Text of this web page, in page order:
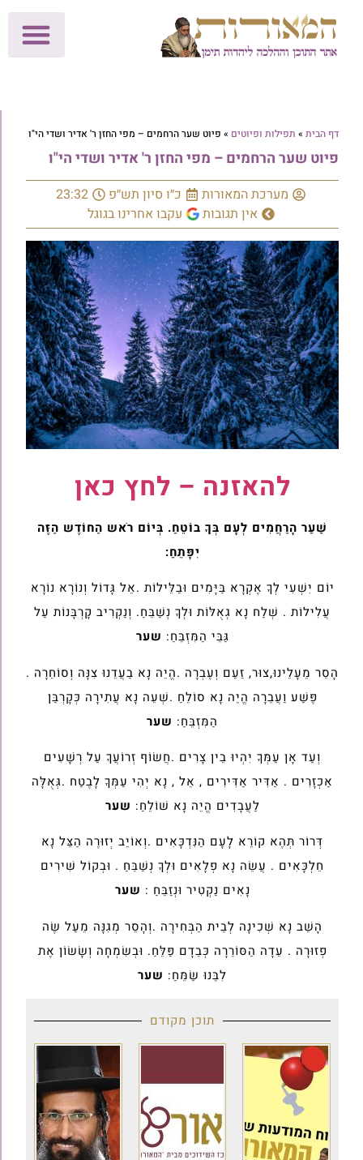
דף הבית » תפילות ופיוטים » פיוט שער הרחמים – מפי החזן ר' אדיר ושדי הי"ו
פיוט שער הרחמים – מפי החזן ר' אדיר ושדי הי"ו
מערכת המאורות כ״ו סיון תש״פ
23:32
אין תגובות
עקבו אחרינו בגוגל
להאזנה – לחץ כאן
שַׁעַר הָרַחֲמִים לְעָם בְּךָ בוֹטֵחַ. בְּיוֹם רֹאש הַחוֹדֶש הַזֶּה
יִפָּתֵחַ:
יוֹם יִשְׁעִי לְךָ אֶקְרָא בַּיָּמִים וּבַלֵּילוֹת .אֵל גָּדוֹל וְנוֹרָא נוֹרָא
עֲלִילוֹת . שְׁלַח נָא גְאֻלּוֹת וּלְךָ נְשַׁבֵּחַ. וְנַקְרִיב קָרְבָּנוֹת עַל
גַּבֵּי הַמִּזְבֵּחַ: שער
הָסֵר מֵעָלֵינוּ,צוּר, זַעַם וְעֶבְרָה .הֱיֵה נָא בַעֲדֵנוּ צִנָּה וְסוֹחֵרָה .
פֶּשַׁע וַעֲבֵרָה הֱיֵה נָא סוֹלֵחַ .שְׁעֵה נָא עֲתִירָה כְּקָרְבַּן
הַמִּזְבֵּחַ: שער
וְעַד אָן עַמְּךָ יִהְיוּ בֵין צָרִים .חֲשׂוֹף זְרוֹעֲךָ עַל רְשָׁעִים
אַכְזָרִים . אַדִּיר אַדִּירִים , אֵל , נָא יְהִי עַמְּךָ לָבֶטַח .גְּאֻלָּה
לַעֲבָדִים הֱיֵה נָא שׁוֹלֵחַ: שער
דְּרוֹר תְּהֶא קוֹרֵא לָעָם הַנִּדְכָּאִים .וְאוֹיֵב יְזוּרֶה הַצֵּל נָא
חֵלְכָּאִים . עֲשֵׂה נָא פְלָאִים וּלְךָ נְשַׁבֵּחַ . וּבְקוֹל שִׁירִים
נָאִים נַקְטִיר וּנְזַבֵּחַ : שער
הָשֵׁב נָא שְׁכִינָה לְבֵית הַבְּחִירָה .וְהָסֵר מְגִנָּה מֵעַל שֶׂה
פְזוּרָה . עֵדָה הַסּוֹרֵרָה כְּבֵדָם פַּלֵּחַ. וּבְשִׂמְחָה וְשָׂשׂוֹן אֶת
לִבֵּנוּ שַׂמֵּחַ: שער
תוכן מקודם